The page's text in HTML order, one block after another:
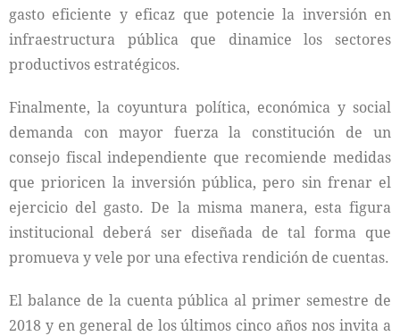
gasto eficiente y eficaz que potencie la inversión en
infraestructura pública que dinamice los sectores
productivos estratégicos.
Finalmente, la coyuntura política, económica y social
demanda con mayor fuerza la constitución de un
consejo fiscal independiente que recomiende medidas
que prioricen la inversión pública, pero sin frenar el
ejercicio del gasto. De la misma manera, esta figura
institucional deberá ser diseñada de tal forma que
promueva y vele por una efectiva rendición de cuentas.
El balance de la cuenta pública al primer semestre de
2018 y en general de los últimos cinco años nos invita a